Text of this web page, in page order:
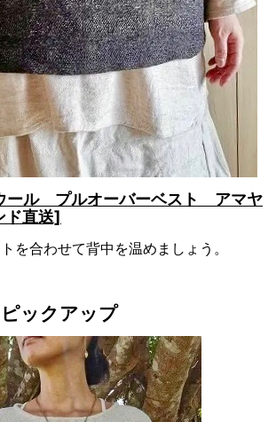
ール プルオーバーベスト アマヤ
直送]
を合わせて背中を温めましょう。
ックアップ